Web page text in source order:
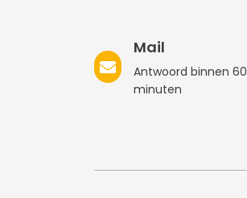
Mail
Antwoord binnen 60
minuten